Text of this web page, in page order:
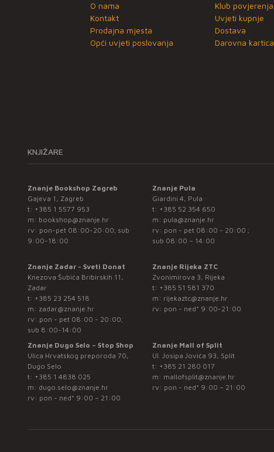
O nama
Kontakt
Prodajna mjesta
Opći uvjeti poslovanja
Klub povjerenja
Uvjeti kupnje
Dostava
Darovna kartica
KNJIŽARE
Znanje Bookshop Zagreb
Gajeva 1, Zagreb
t: +385 1 5577 953
m: bookshop@znanje.hr
rv: pon-pet 08:00-20:00; sub
9:00-18:00
Znanje Pula
Giardini 4, Pula
t: +385 52 354 650
m: pula@znanje.hr
rv: pon - pet 08:00 - 20:00 ;
sub 08:00 – 14:00
Znanje Zadar - Sveti Donat
Knezova Šubića Bribirskih 11,
Zadar
t: +385 23 254 518
m: zadar@znanje.hr
rv: pon - pet 08:00 - 20:00;
sub 8:00-14:00
Znanje Rijeka ZTC
Zvonimirova 3, Rijeka
t: +385 51 581 370
m: rijekaztc@znanje.hr
rv: pon - ned* 9:00-21:00
Znanje Dugo Selo – Stop Shop
Ulica Hrvatskog preporoda 70,
Dugo Selo
t: +385 1 4838 025
m: dugo.selo@znanje.hr
rv: pon - ned* 9:00 – 21:00
Znanje Mall of Split
Ul. Josipa Jovića 93, Split
t: +385 21 280 017
m: mallofsplit@znanje.hr
rv: pon - ned* 9:00 – 21:00